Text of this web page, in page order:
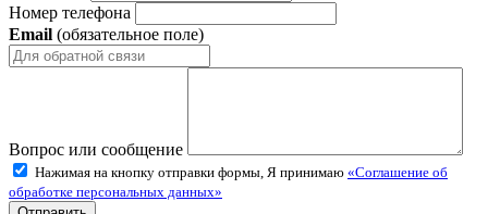
Номер телефона
Email (обязательное поле)
Вопрос или сообщение
Нажимая на кнопку отправки формы, Я принимаю «Соглашение об
обработке персональных данных»